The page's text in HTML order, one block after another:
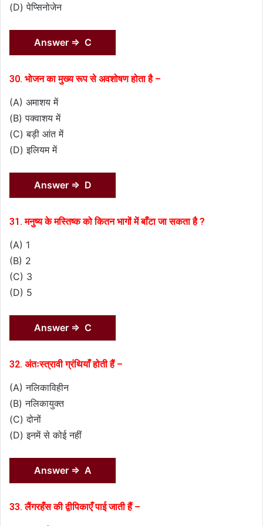
(D) पेप्सिनोजेन
Answer ⇒ C
30. भोजन का मुख्य रूप से अवशोषण होता है –
(A) अमाशय में
(B) पक्वाशय में
(C) बड़ी आंत में
(D) इलियम में
Answer ⇒ D
31. मनुष्य के मस्तिष्क को कितन भागों में बाँटा जा सकता है ?
(A) 1
(B) 2
(C) 3
(D) 5
Answer ⇒ C
32. अंतःस्त्रावी ग्रंथियाँ होती हैं –
(A) नलिकाविहीन
(B) नलिकायुक्त
(C) दोनों
(D) इनमें से कोई नहीं
Answer ⇒ A
33. लैंगरहँस की द्वीपिकाएँ पाई जाती हैं –